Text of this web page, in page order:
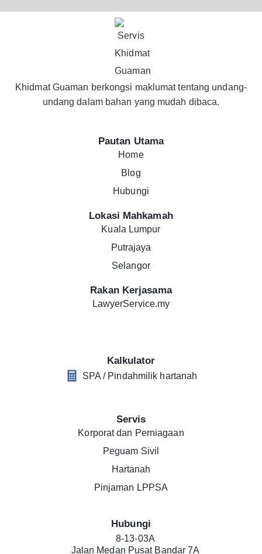
Khidmat Guaman berkongsi maklumat tentang undang-
undang dalam bahan yang mudah dibaca.
Pautan Utama
Home
Blog
Hubungi
Lokasi Mahkamah
Kuala Lumpur
Putrajaya
Selangor
Rakan Kerjasama
LawyerService.my
Kalkulator
SPA / Pindahmilik hartanah
Servis
Korporat dan Perniagaan
Peguam Sivil
Hartanah
Pinjaman LPPSA
Hubungi
8-13-03A
Jalan Medan Pusat Bandar 7A